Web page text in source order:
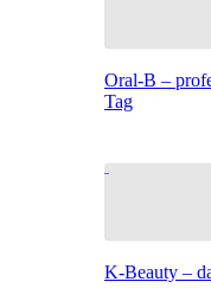
Oral-B –
Tag
K-Beauty –